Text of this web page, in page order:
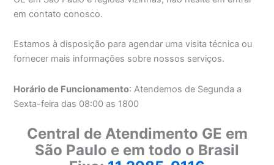
em contato conosco.
Estamos à disposição para agendar uma visita técnica ou
fornecer mais informações sobre nossos serviços.
Horário de Funcionamento: Atendemos de Segunda a
Sexta-feira das 08:00 as 1800
Central de Atendimento GE em
São Paulo e em todo o Brasil